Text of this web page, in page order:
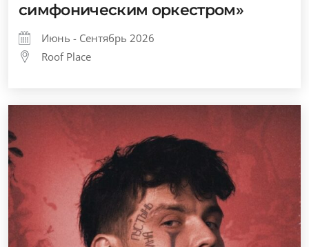
симфоническим оркестром»
Июнь - Сентябрь 2026
Roof Place